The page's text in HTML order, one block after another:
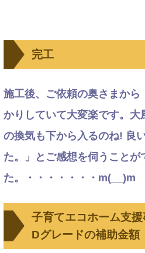
完工
施工後、ご依頼の奥さまから
かりしていて大変楽です。
の換気も下から入るのね! 良
た。」とご感想を伺うことが
た。・・・・・・・m(__)m
子育てエコホーム支
Dグレードの補助金額